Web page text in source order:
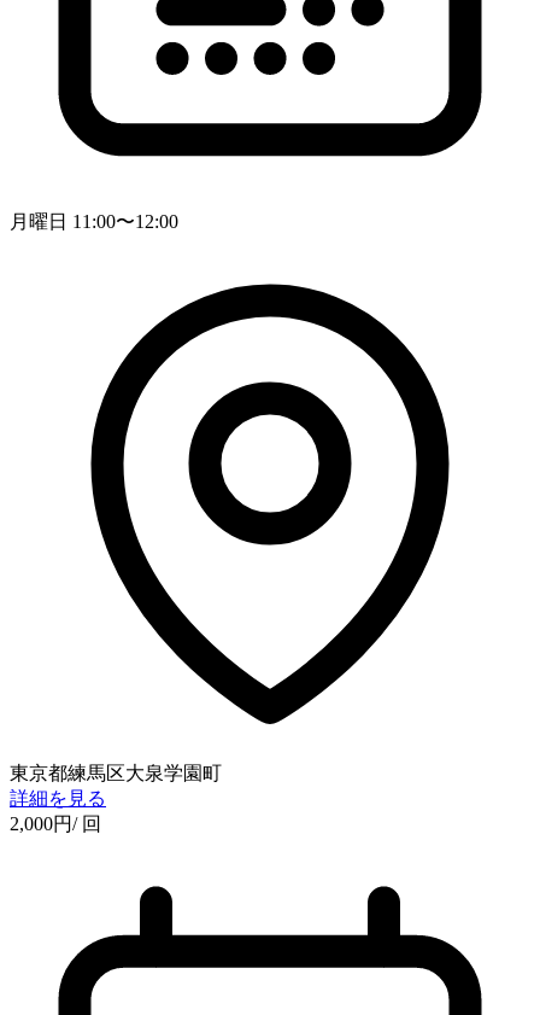
月曜日 11:00〜12:00
東京都練馬区大泉学園町
詳細を見る
2,000円/ 回